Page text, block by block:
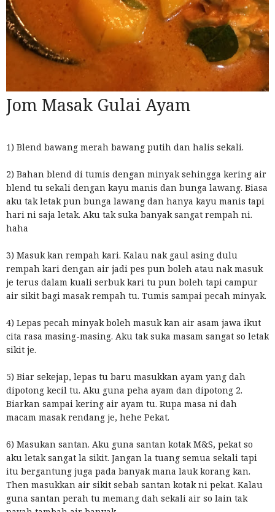
Jom Masak Gulai Ayam
1) Blend bawang merah bawang putih dan halis sekali.
2) Bahan blend di tumis dengan minyak sehingga kering air
blend tu sekali dengan kayu manis dan bunga lawang. Biasa
aku tak letak pun bunga lawang dan hanya kayu manis tapi
hari ni saja letak. Aku tak suka banyak sangat rempah ni.
haha
3) Masuk kan rempah kari. Kalau nak gaul asing dulu
rempah kari dengan air jadi pes pun boleh atau nak masuk
je terus dalam kuali serbuk kari tu pun boleh tapi campur
air sikit bagi masak rempah tu. Tumis sampai pecah minyak.
4) Lepas pecah minyak boleh masuk kan air asam jawa ikut
cita rasa masing-masing. Aku tak suka masam sangat so letak
sikit je.
5) Biar sekejap, lepas tu baru masukkan ayam yang dah
dipotong kecil tu. Aku guna peha ayam dan dipotong 2.
Biarkan sampai kering air ayam tu. Rupa masa ni dah
macam masak rendang je, hehe Pekat.
6) Masukan santan. Aku guna santan kotak M&S, pekat so
aku letak sangat la sikit. Jangan la tuang semua sekali tapi
itu bergantung juga pada banyak mana lauk korang kan.
Then masukkan air sikit sebab santan kotak ni pekat. Kalau
guna santan perah tu memang dah sekali air so lain tak